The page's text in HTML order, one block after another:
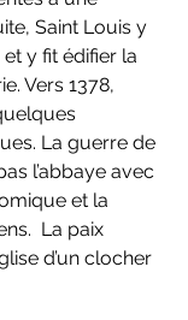
Saint Louis y
y fit édifier la
Vers 1378,
La guerre de
l’abbaye avec
et la
La paix
d’un clocher